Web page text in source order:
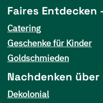
Faires Entdecken
Catering
Geschenke für Kinder
Goldschmieden
Nachdenken über
Dekolonial